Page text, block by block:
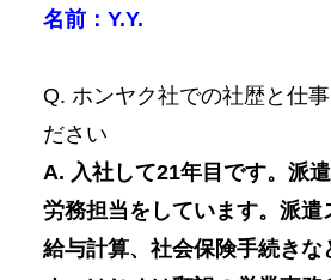
名前：Y.Y.
Q. ホンヤク社での社歴と仕
ださい
A. 入社して21年目です。派
労務担当をしています。派遣
給与計算、社会保険手続きな